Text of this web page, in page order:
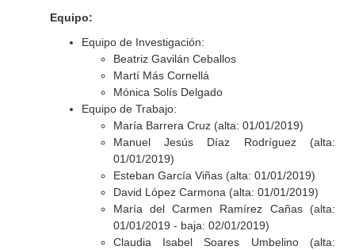
Equipo:
Equipo de Investigación:
Beatriz Gavilán Ceballos
Martí Más Cornellá
Mónica Solís Delgado
Equipo de Trabajo:
María Barrera Cruz (alta: 01/01/2019)
Manuel Jesús Díaz Rodríguez (alta:
01/01/2019)
Esteban García Viñas (alta: 01/01/2019)
David López Carmona (alta: 01/01/2019)
María del Carmen Ramírez Cañas (alta:
01/01/2019 - baja: 02/01/2019)
Claudia Isabel Soares Umbelino (alta: